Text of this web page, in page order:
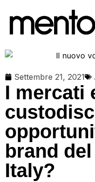
Settembre 21, 2021
I mercati
brand
Italy?